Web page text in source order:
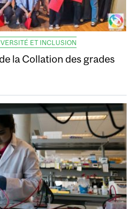
ET INCLUSION
la Collation des grades